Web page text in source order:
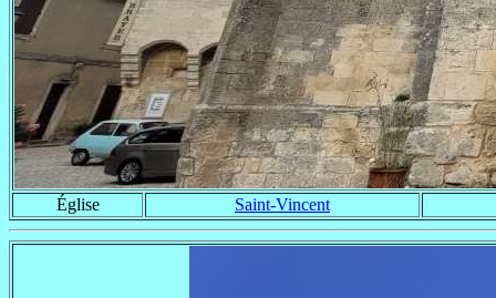
Église Saint-Vincent